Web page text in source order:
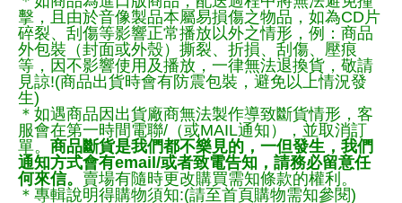
擊，且由於音像製品本屬易損傷之物品，如為CD片
碎裂、刮傷等影響正常播放以外之情形，例：商品
外包裝（封面或外殼）撕裂、折損、刮傷、壓痕
等，因不影響使用及播放，一律無法退換貨，敬請
見諒!(商品出貨時會有防震包裝，避免以上情況發
生)
＊如遇商品因出貨廠商無法製作導致斷貨情形，客
服會在第一時間電聯/（或MAIL通知），並取消訂
單。 商品斷貨是我們都不樂見的，一但發生，我們
通知方式會有email/或者致電告知，請務必留意任
何來信。 賣場有隨時更改購買需知條款的權利。
＊專輯說明得購物須知:(請至首頁購物需知參閱)